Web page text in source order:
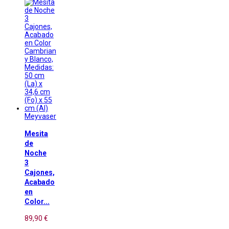
Meyvaser
Mesita
de
Noche
3
Cajones,
Acabado
en
Color...
89,90 €